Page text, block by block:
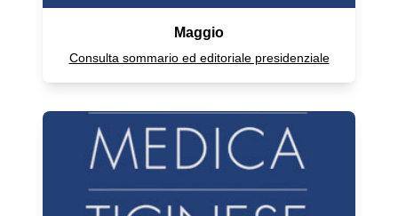
Maggio
Consulta sommario ed editoriale presidenziale